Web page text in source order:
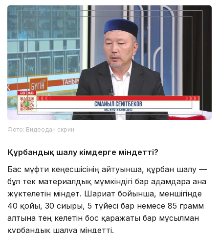
Фото: Видеодан скрин
Құрбандық шалу кімдерге міндетті?
Бас мүфти кеңесшісінің айтуынша, құрбан шалу —
бұл тек материалдық мүмкіндігі бар адамдарға ғана
жүктелетін міндет. Шариғат бойынша, меншігінде
40 қойы, 30 сиыры, 5 түйесі бар немесе 85 грамм
алтынға тең келетін бос қаражаты бар мұсылман
құрбандық шалуға міндетті.